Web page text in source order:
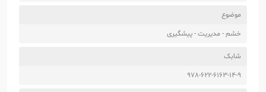
موضوع
خشم - مدیریت - پیشگیری
شابک
978-622-6163-14-9